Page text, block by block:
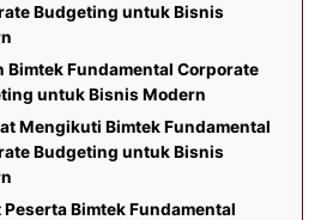
Budgeting untuk Bisnis
Bimtek Fundamental Corporate
untuk Bisnis Modern
Mengikuti Bimtek Fundamental
Budgeting untuk Bisnis
Peserta Bimtek Fundamental